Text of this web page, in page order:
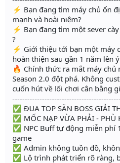
⚡️ Bạn đang tìm máy chủ ổn
mạnh và hoài niệm?
⚡️ Bạn đang tìm một sever
?
⚡️ Giới thiệu tới bạn một máy
hoàn thiện sau gần 1 năm lên
🔥 Chính thức ra mắt máy chủ
Season 2.0 đột phá. Không
cuốn hút về lối chơi cân bằng
✅ ĐUA TOP SĂN BOSS GIẢI
✅ MỐC NẠP VỪA PHẢI - PHÙ
✅ NPC Buff tự động miễn phí
game
✅ Admin không tuồn đồ,
✅ Lộ trình phát triển rõ ràng,